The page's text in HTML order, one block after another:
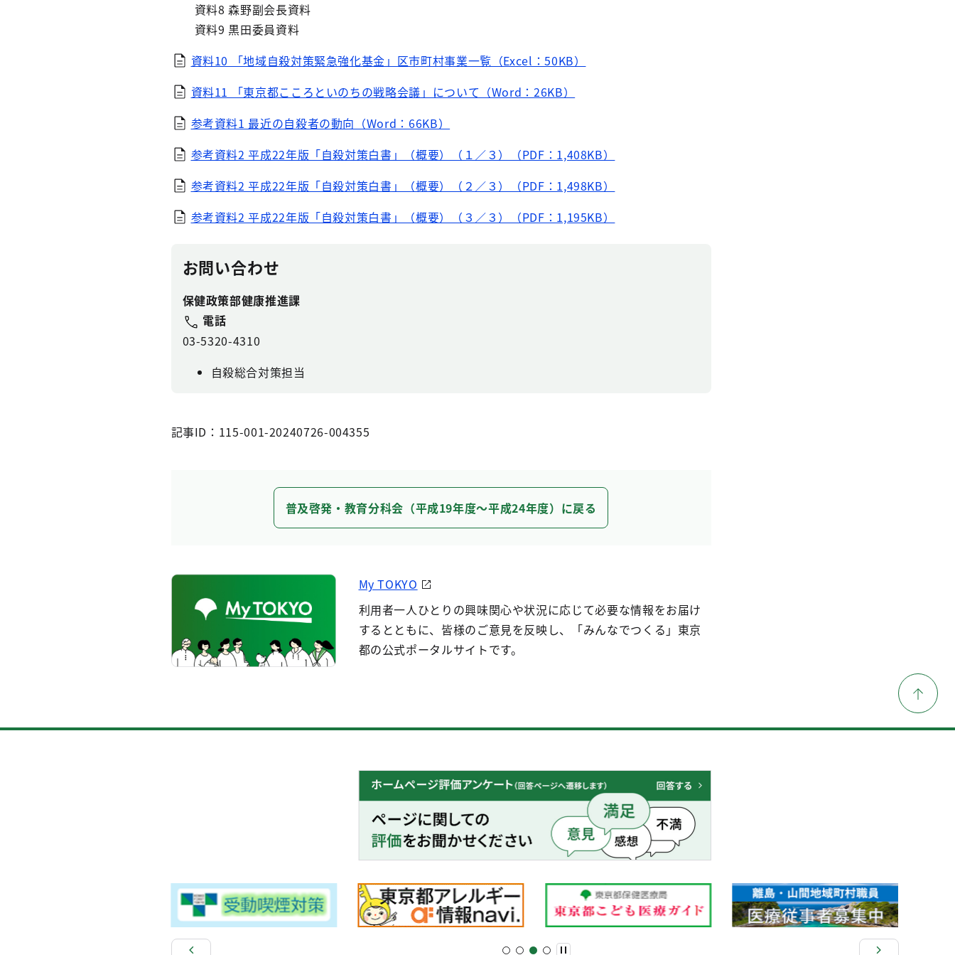
資料8 森野副会長資料
資料9 黒田委員資料
資料10 「地域自殺対策緊急強化基金」区市町村事業一覧（Excel：50KB）
資料11 「東京都こころといのちの戦略会議」について（Word：26KB）
参考資料1 最近の自殺者の動向（Word：66KB）
参考資料2 平成22年版「自殺対策白書」（概要）（１／３）（PDF：1,408KB）
参考資料2 平成22年版「自殺対策白書」（概要）（２／３）（PDF：1,498KB）
参考資料2 平成22年版「自殺対策白書」（概要）（３／３）（PDF：1,195KB）
お問い合わせ
保健政策部健康推進課
電話
03-5320-4310
自殺総合対策担当
記事ID：115-001-20240726-004355
普及啓発・教育分科会（平成19年度～平成24年度）に戻る
My TOKYO
利用者一人ひとりの興味関心や状況に応じて必要な情報をお届け
するとともに、皆様のご意見を反映し、「みんなでつくる」東京
都の公式ポータルサイトです。